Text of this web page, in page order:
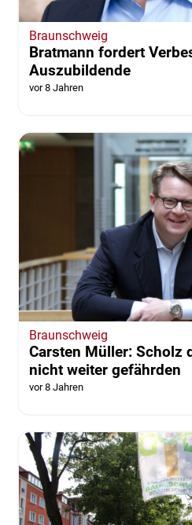
Braunschweig
Bratmann fordert
Auszubildende
vor 8 Jahren
Braunschweig
Carsten Müller: Scholz
nicht weiter gefährden
vor 8 Jahren